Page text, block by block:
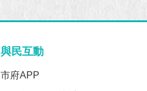
與民互動
市府APP